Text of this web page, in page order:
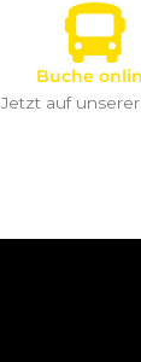
Buche
Jetzt auf